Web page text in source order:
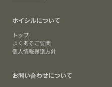
ホイシルについて
トップ
よくあるご質問
個人情報保護方針
お問い合わせについて